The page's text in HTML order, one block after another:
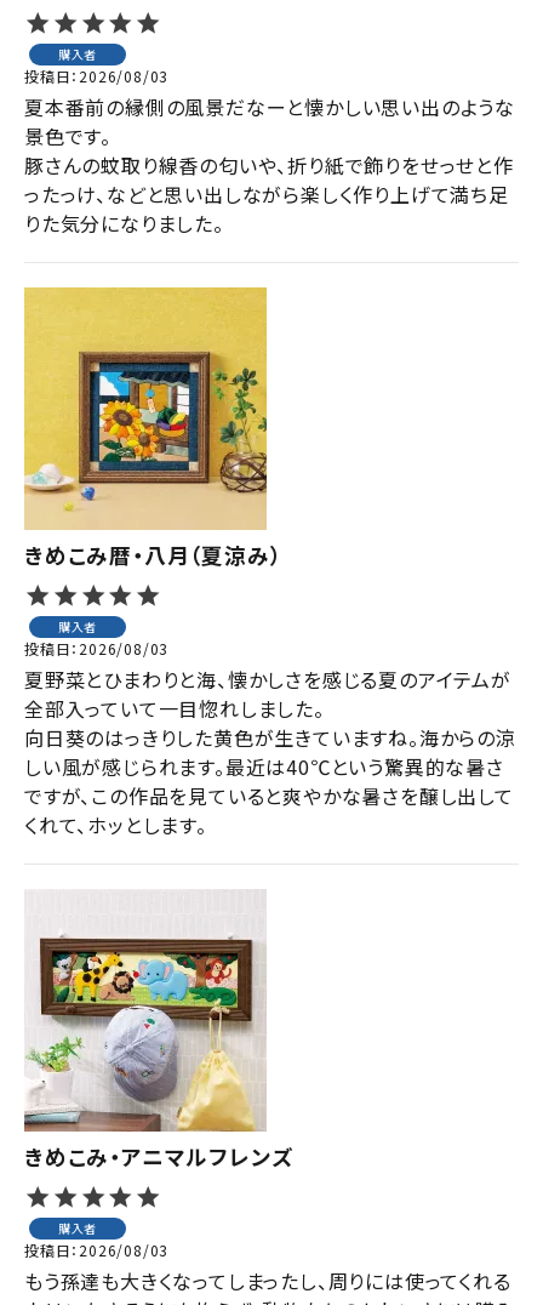
購入者
投稿日 2026/08/03
夏本番前の縁側の風景だなーと懐かしい思い出のような
景色です。
豚さんの蚊取り線香の匂いや、折り紙で飾りをせっせと作
ったっけ、などと思い出しながら楽しく作り上げて満ち足
りた気分になりました。
きめこみ暦・八月（夏涼み）
購入者
投稿日 2026/08/03
夏野菜とひまわりと海、懐かしさを感じる夏のアイテムが
全部入っていて一目惚れしました。
向日葵のはっきりした黄色が生きていますね。海からの涼
しい風が感じられます。最近は40℃という驚異的な暑さ
ですが、この作品を見ていると爽やかな暑さを醸し出して
くれて、ホッとします。
きめこみ・アニマルフレンズ
購入者
投稿日 2026/08/03
もう孫達も大きくなってしまったし、周りには使ってくれる